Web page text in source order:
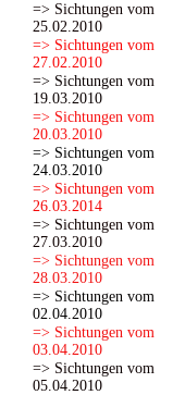
=> Sichtungen vom
25.02.2010
=> Sichtungen vom
27.02.2010
=> Sichtungen vom
19.03.2010
=> Sichtungen vom
20.03.2010
=> Sichtungen vom
24.03.2010
=> Sichtungen vom
26.03.2014
=> Sichtungen vom
27.03.2010
=> Sichtungen vom
28.03.2010
=> Sichtungen vom
02.04.2010
=> Sichtungen vom
03.04.2010
=> Sichtungen vom
05.04.2010